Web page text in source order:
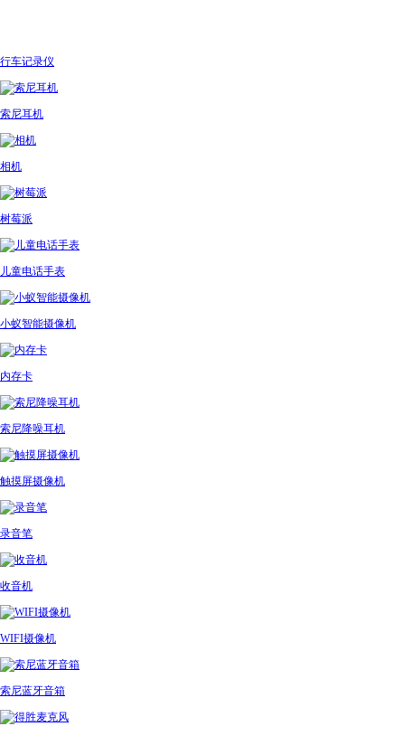
行车记录仪
索尼耳机
相机
树莓派
儿童电话手表
小蚁智能摄像机
内存卡
索尼降噪耳机
触摸屏摄像机
录音笔
收音机
WIFI摄像机
索尼蓝牙音箱